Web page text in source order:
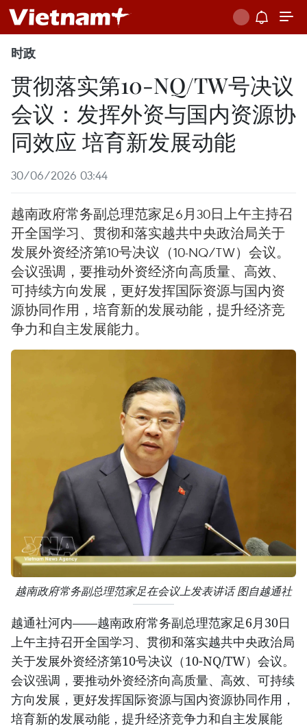
时政
贯彻落实第10-NQ/TW号决议
会议：发挥外资与国内资源协
同效应 培育新发展动能
30/06/2026 03:44
越南政府常务副总理范家足6月30日上午主持召
开全国学习、贯彻和落实越共中央政治局关于
发展外资经济第10号决议（10-NQ/TW）会议。
会议强调，要推动外资经济向高质量、高效、
可持续方向发展，更好发挥国际资源与国内资
源协同作用，培育新的发展动能，提升经济竞
争力和自主发展能力。
越南政府常务副总理范家足在会议上发表讲话 图自越通社
越通社河内——越南政府常务副总理范家足6月30日
上午主持召开全国学习、贯彻和落实越共中央政治局
关于发展外资经济第10号决议（10-NQ/TW）会议。
会议强调，要推动外资经济向高质量、高效、可持续
方向发展，更好发挥国际资源与国内资源协同作用，
培育新的发展动能，提升经济竞争力和自主发展能